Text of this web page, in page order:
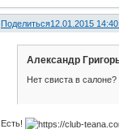
Поделиться12.01.2015
Александр
Нет свиста в салоне?
Есть!